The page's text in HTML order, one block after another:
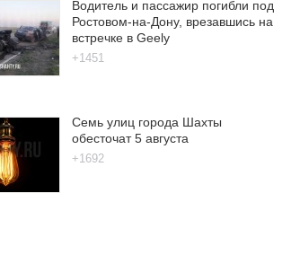
Водитель и пассажир погибли под
Ростовом-на-Дону, врезавшись на
встречке в Geely
+1451
Семь улиц города Шахты
обесточат 5 августа
+1692